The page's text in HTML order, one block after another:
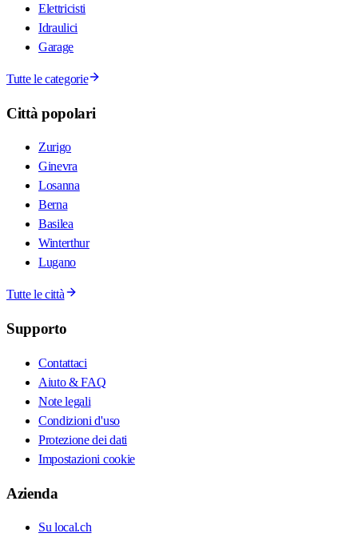
Elettricisti
Idraulici
Garage
Tutte le categorie
Città popolari
Zurigo
Ginevra
Losanna
Berna
Basilea
Winterthur
Lugano
Tutte le città
Supporto
Contattaci
Aiuto & FAQ
Note legali
Condizioni d'uso
Protezione dei dati
Impostazioni cookie
Azienda
Su local.ch